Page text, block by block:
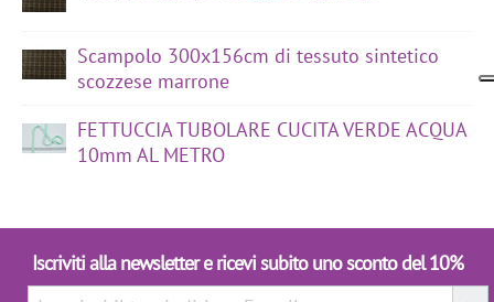
Scampolo 300x156cm di tessuto sintetico
scozzese marrone
FETTUCCIA TUBOLARE CUCITA VERDE ACQUA
10mm AL METRO
Iscriviti alla newsletter e ricevi subito uno sconto del 10%